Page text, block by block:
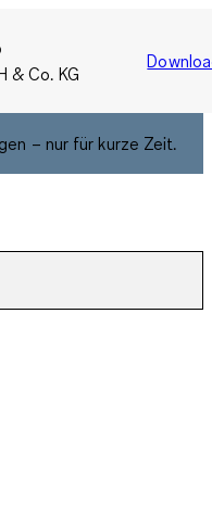
& Co. KG
– nur für kurze Zeit.